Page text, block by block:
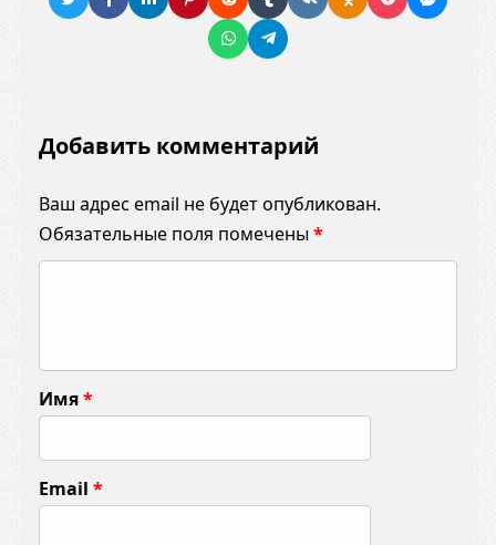
Добавить комментарий
Ваш адрес email не будет опубликован.
Обязательные поля помечены *
м
е
т
а
Имя*
Email *